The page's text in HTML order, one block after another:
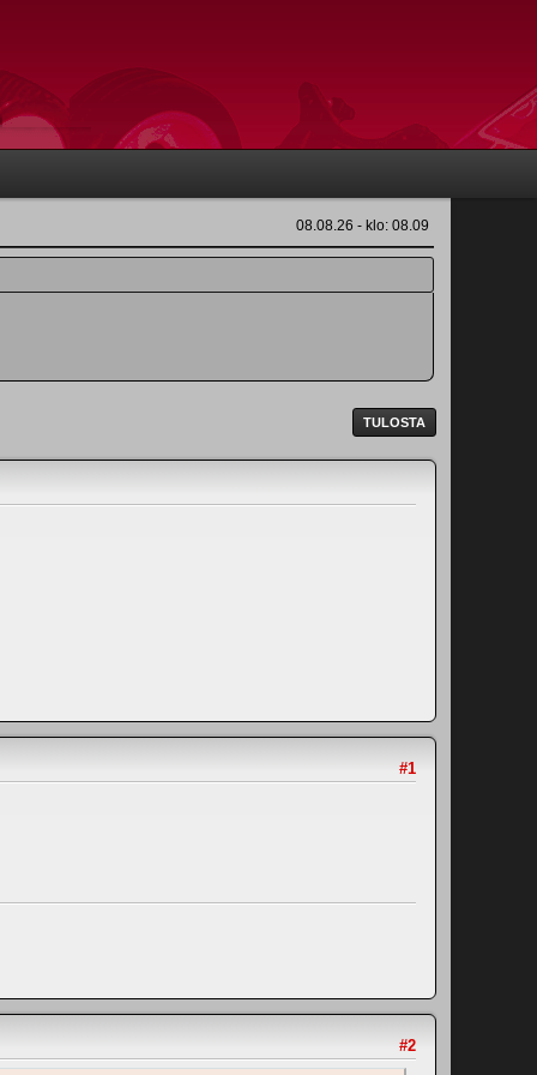
08.08.26 - klo: 08.09
TULOSTA
#1
#2